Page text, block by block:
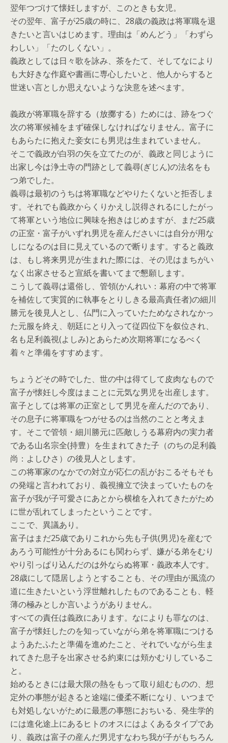
翌年つづけて懐妊しますが、このときも女児。
その翌年、富子が25歳の時に、28歳の義政は将軍職を退
きたいと言いはじめます。理由は「めんどう」「わずら
わしい」「たのしくない」。
義政としては日々歌を詠み、茶をたて、そしてなにより
も大好きな作庭や書画に専心したいと、他人からすると
世迷い言としか思えないような決意を述べます。
義政が将軍職を辞する（放擲する）ためには、跡をつぐ
次の将軍候補をまず確保しなければなりません。富子に
もあらたに抱えた妾女にも男児は生まれていません。
そこで義政が白羽の矢を立てたのが、義政と同じように
出家し今は浄土寺の門跡として義尋(ぎじん)の法名をも
つ弟でした。
義尋は最初のうちは将軍職などやりたくないと拒否しま
す。それでも義政からくりかえし説得されるにしたがっ
て将軍という地位に興味を抱きはじめますが、まだ25歳
の正室・富子がいずれ男児を産んださいには自分が用な
しになるのは目に見えているので断ります。すると義政
は、もし将来男児が生まれた際には、その児はまちがい
なく出家させると宣紙を書いてまで懇願します。
こうして義尋は還俗し、管領(かんれい：幕府の中で将軍
を補佐して実質的に執事をとりしきる最高責任者)の細川
勝元を後見人とし、仏門に入っていたためなされなかっ
た元服を終え、朝廷にとり入って従四位下を叙位され、
名も足利義視(よしみ)とあらため次期将軍になるべく
着々と準備をすすめます。
ちょうどその時でした、世の中は得てして皮肉なもので
富子が懐妊し今度はまことに元気な男児を出産します。
富子としては将軍の正室として男児を産んだのであり、
その息子に将軍職をつがせるのは当然のことと考えま
す。そこで管領・細川勝元に匹敵しうる幕府内の実力者
である山名宗全(持豊）を生まれてきた子（のちの足利義
尚：よしひさ）の後見人とします。
この将軍家のなかでの対立が応仁の乱がおこるそもそも
の発端と言われており、義視擁立で決まっていたものを
富子が我が子可愛さにあとから横槍を入れてきたがため
に世が乱れてしまったということです。
ここで、異議あり。
富子はまだ25歳でありこれから先も子供(男児)を産むで
あろう可能性が十分あるにも関わらず、嫌がる弟をむり
やり引っぱり込んだのは外ならぬ将軍・義政本人です。
28歳にして隠居しようとすることも、その理由が風流の
道に生きたいという浮世離れしたものであることも、軽
薄の極みとしか言いようがありません。
すべての責任は義政にあります。なによりも罪なのは、
富子が懐妊したのを知っていながら弟を将軍職につける
ようあたふたと準備を進めたこと、それでいながら生ま
れてきた息子を出家させる約束には頬かむりしているこ
と。
始めるときには最大限の熱をもって取り組むものの、想
定外の事態が起きると途端に優柔不断になり、いつまで
も対処しないがために最悪の事態におちいる、発生学的
には進化途上にあるヒトのオスにはよくあるタイプであ
り、義政は富子の産んだ男児すなわち我が子がもちろん